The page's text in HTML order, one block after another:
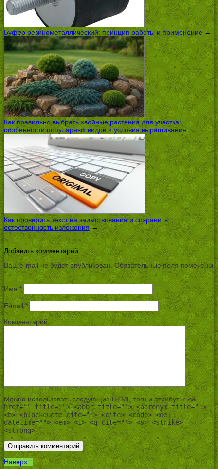
Буфер резинометаллический: принцип работы и применение→
Как правильно выбрать хвойные растения для участка:
особенности популярных видов и условия выращивания→
Как проверить текст на заимствования и сохранить
естественность изложения→
Добавить комментарий
Ваш e-mail не будет опубликован. Обязательные поля помечены
*
Имя *
E-mail*
Комментарий
Можно использовать следующиеHTML-теги и атрибуты:<a
href="" title=""> <abbr title=""> <acronym title="">
<b> <blockquote cite=""> <cite> <code> <del
datetime=""> <em> <i> <q cite=""> <s> <strike>
<strong>
Наверх ↑